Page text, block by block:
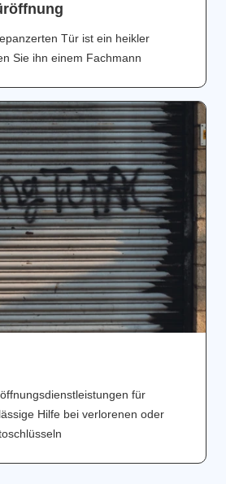
Tür ist ein heikler
Sie ihn einem Fachmann
für
Hilfe bei verlorenen oder